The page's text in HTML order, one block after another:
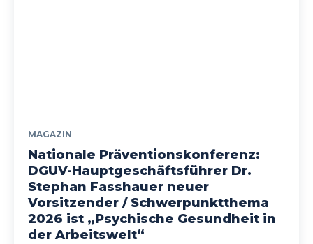
MAGAZIN
Nationale Präventionskonferenz:
DGUV-Hauptgeschäftsführer Dr.
Stephan Fasshauer neuer
Vorsitzender / Schwerpunktthema
2026 ist „Psychische Gesundheit in
der Arbeitswelt“